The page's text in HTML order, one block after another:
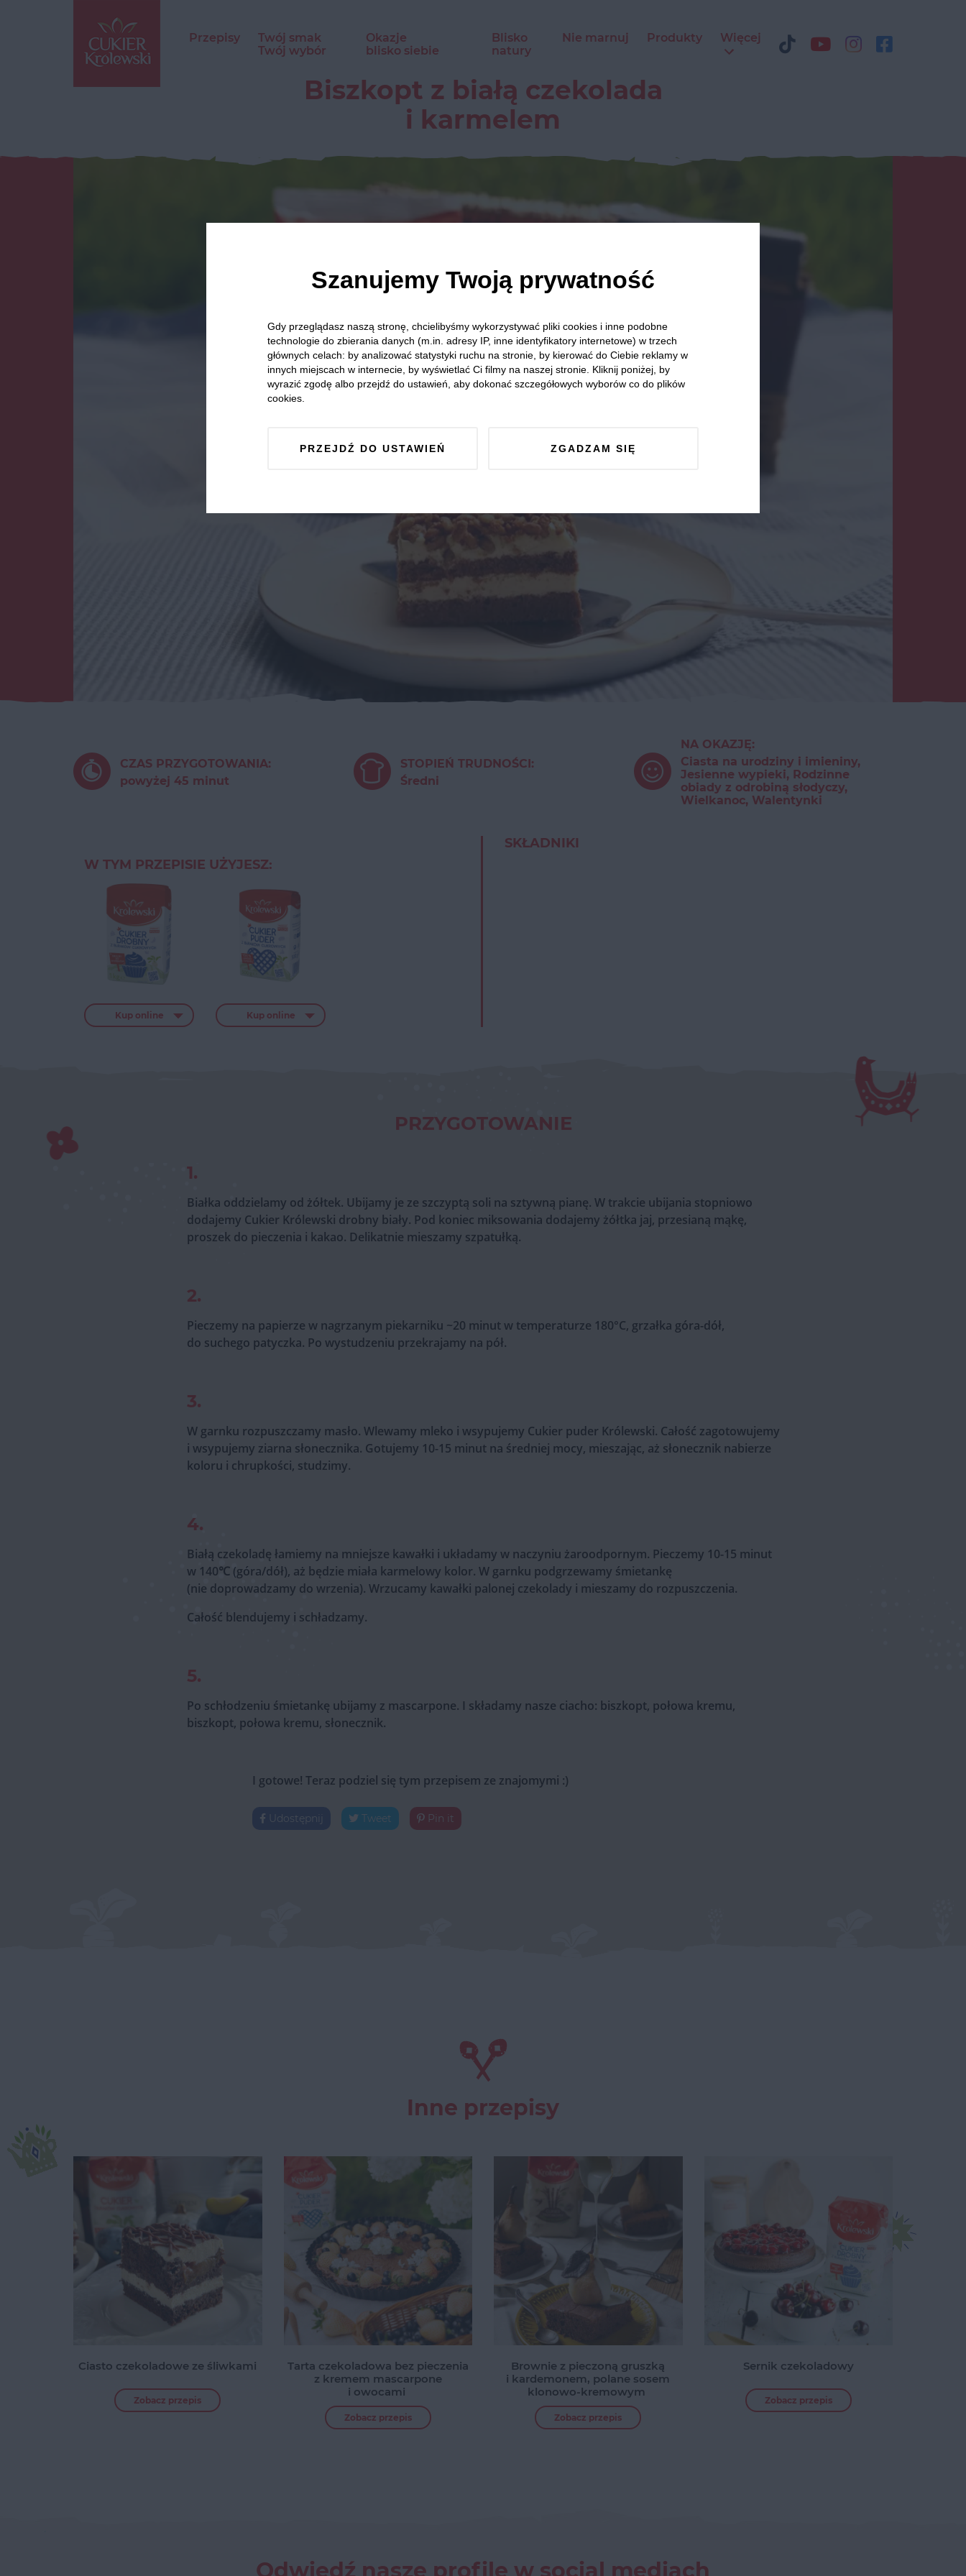
Przepisy
Twój smak
Twój wybór
Okazje
blisko siebie
Blisko
natury
Nie marnuj Produkty Więcej
Biszkopt z białą czekolada
i karmelem
CZAS PRZYGOTOWANIA:
powyżej 45 minut
STOPIEŃ TRUDNOŚCI:
Średni
NA OKAZJĘ:
Ciasta na urodziny i imieniny,
Jesienne wypieki, Rodzinne
obiady z odrobiną słodyczy,
Wielkanoc, Walentynki
W TYM PRZEPISIE UŻYJESZ:
Kup online Kup online
SKŁADNIKI
PRZYGOTOWANIE
1.
Białka oddzielamy od żółtek. Ubijamy je ze szczyptą soli na sztywną pianę. W trakcie ubijania stopniowo
dodajemy Cukier Królewski drobny biały. Pod koniec miksowania dodajemy żółtka jaj, przesianą mąkę,
proszek do pieczenia i kakao. Delikatnie mieszamy szpatułką.
2.
Pieczemy na papierze w nagrzanym piekarniku ~20 minut w temperaturze 180°C, grzałka góra-dół,
do suchego patyczka. Po wystudzeniu przekrajamy na pół.
3.
W garnku rozpuszczamy masło. Wlewamy mleko i wsypujemy Cukier puder Królewski. Całość zagotowujemy
i wsypujemy ziarna słonecznika. Gotujemy 10-15 minut na średniej mocy, mieszając, aż słonecznik nabierze
koloru i chrupkości, studzimy.
4.
Białą czekoladę łamiemy na mniejsze kawałki i układamy w naczyniu żaroodpornym. Pieczemy 10-15 minut
w 140℃ (góra/dół), aż będzie miała karmelowy kolor. W garnku podgrzewamy śmietankę
(nie doprowadzamy do wrzenia). Wrzucamy kawałki palonej czekolady i mieszamy do rozpuszczenia.
Całość blendujemy i schładzamy.
5.
Po schłodzeniu śmietankę ubijamy z mascarpone. I składamy nasze ciacho: biszkopt, połowa kremu,
biszkopt, połowa kremu, słonecznik.
I gotowe! Teraz podziel się tym przepisem ze znajomymi :)
Udostępnij Tweet Pin it
Inne przepisy
Ciasto czekoladowe ze śliwkami
Zobacz przepis
Tarta czekoladowa bez pieczenia
z kremem mascarpone
i owocami
Zobacz przepis
Brownie z pieczoną gruszką
i kardemonem, polane sosem
klonowo-kremowym
Zobacz przepis
Sernik czekoladowy
Zobacz przepis
Odwiedź nasze profile w social mediach
Szanujemy Twoją prywatność
Gdy przeglądasz naszą stronę, chcielibyśmy wykorzystywać pliki cookies i inne podobne
technologie do zbierania danych (m.in. adresy IP, inne identyfikatory internetowe) w trzech
głównych celach: by analizować statystyki ruchu na stronie, by kierować do Ciebie reklamy w
innych miejscach w internecie, by wyświetlać Ci filmy na naszej stronie. Kliknij poniżej, by
wyrazić zgodę albo przejdź do ustawień, aby dokonać szczegółowych wyborów co do plików
cookies.
PRZEJDŹ DO USTAWIEŃ ZGADZAM SIĘ